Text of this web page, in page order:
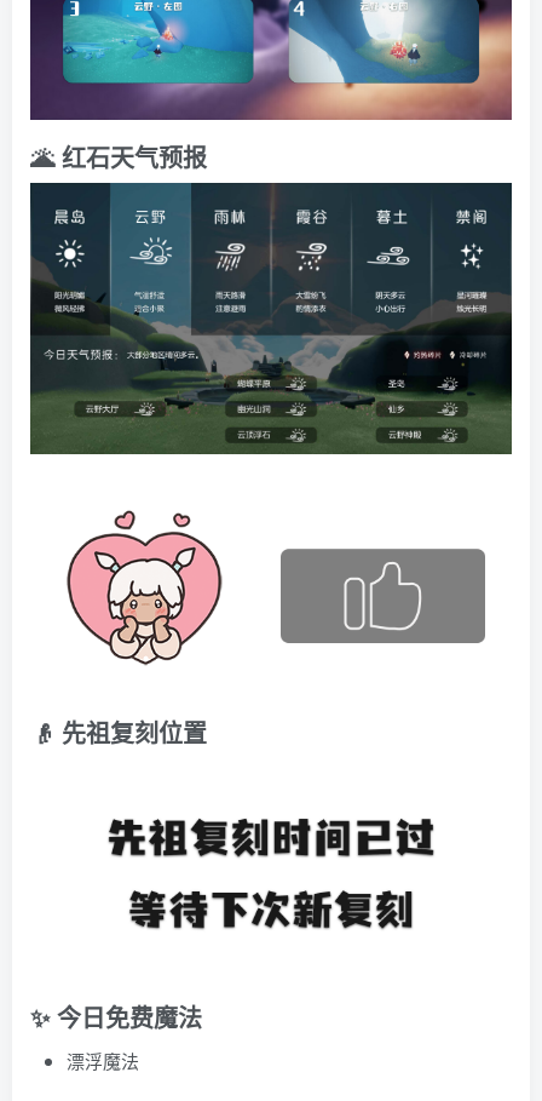
🌋 红石天气预报
👴 先祖复刻位置
✨ 今日免费魔法
漂浮魔法